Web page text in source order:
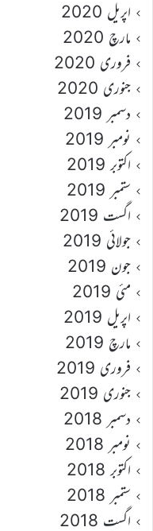
اپریل 2020
مارچ 2020
فروری 2020
جنوری 2020
دسمبر 2019
نومبر 2019
اکتوبر 2019
ستمبر 2019
اگست 2019
جولائی 2019
جون 2019
مئی 2019
اپریل 2019
مارچ 2019
فروری 2019
جنوری 2019
دسمبر 2018
نومبر 2018
اکتوبر 2018
ستمبر 2018
اگست 2018